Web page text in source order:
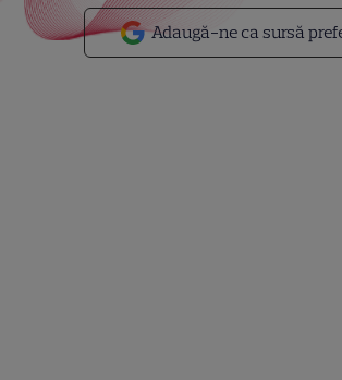
Adaugă-ne ca sursă